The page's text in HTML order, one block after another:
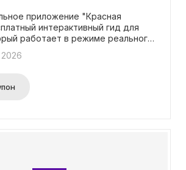
приложение "Красная
интерактивный гид для
работает в режиме реального
билеты и ски-пассы онлайн,
прямо с вашего устройства.
вводить промокод. Это
2026